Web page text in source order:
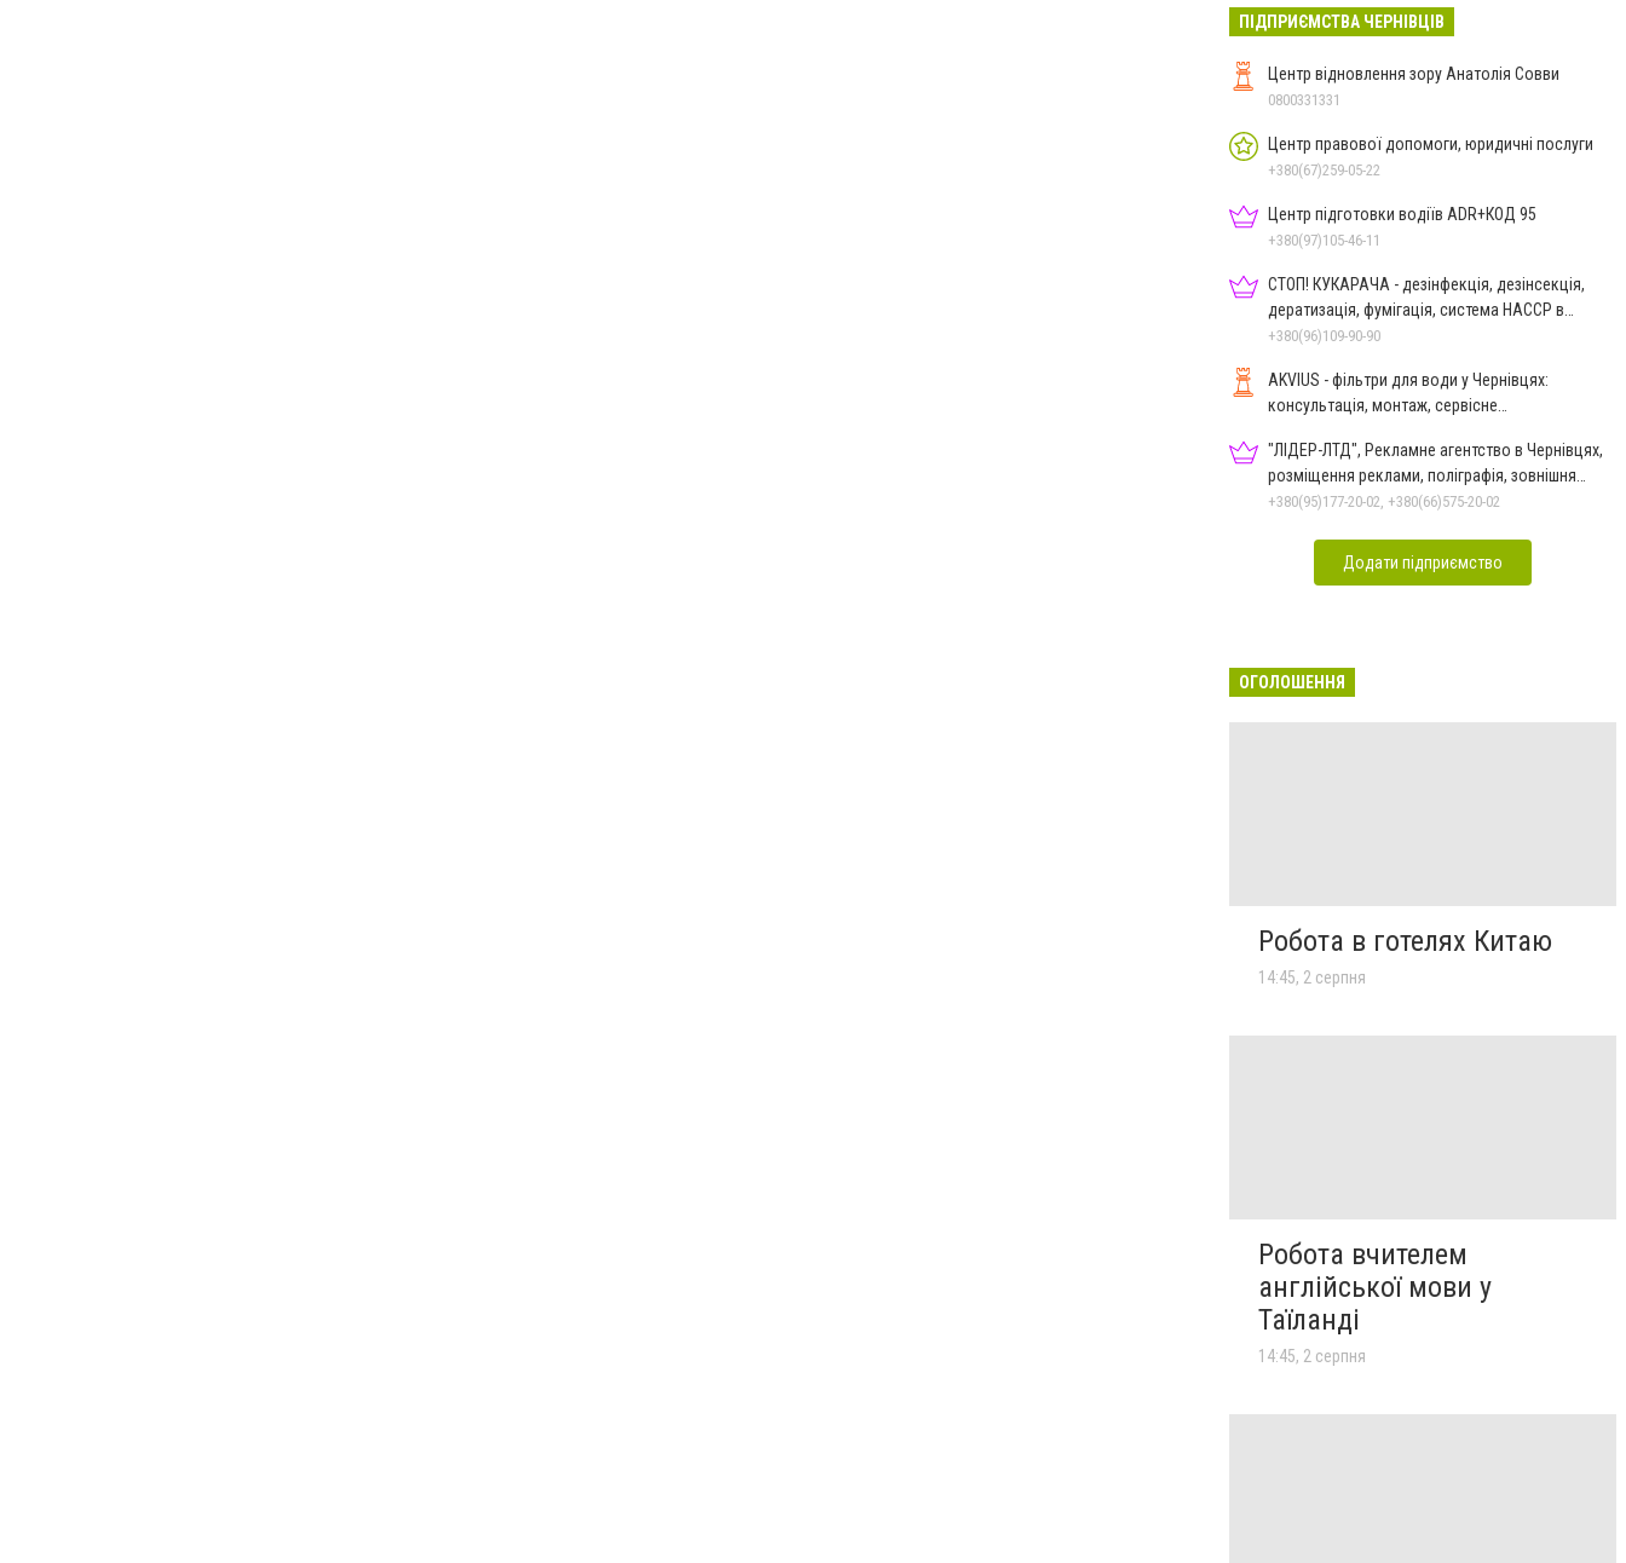
ПІДПРИЄМСТВА ЧЕРНІВЦІВ
Центр відновлення зору Анатолія Совви
0800331331
Центр правової допомоги, юридичні послуги
+380(67)259-05-22
Центр підготовки водіїв ADR+КОД 95
+380(97)105-46-11
СТОП! КУКАРАЧА - дезінфекція, дезінсекція,
дератизація, фумігація, система HACCP в
Чернівцях
+380(96)109-90-90
AKVIUS - фільтри для води у Чернівцях:
консультація, монтаж, сервісне
"ЛІДЕР-ЛТД", Рекламне агентство в Чернівцях,
розміщення реклами, поліграфія, зовнішня
реклама
+380(95)177-20-02, +380(66)575-20-02
Додати підприємство
ОГОЛОШЕННЯ
Робота в готелях Китаю
14:45, 2 серпня
Робота вчителем
англійської мови у
Таїланді
14:45, 2 серпня